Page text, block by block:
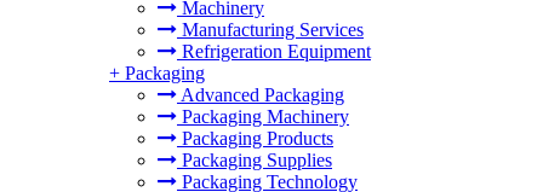
Machinery
Manufacturing Services
Refrigeration Equipment
+ Packaging
Advanced Packaging
Packaging Machinery
Packaging Products
Packaging Supplies
Packaging Technology